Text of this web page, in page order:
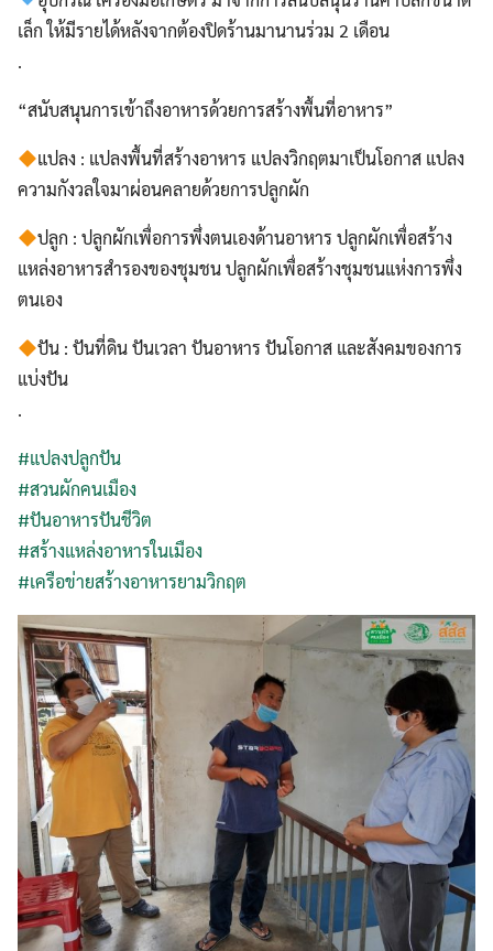
เล็ก ให้มีรายได้หลังจากต้องปิดร้านมานานร่วม 2 เดือน
.
“สนับสนุนการเข้าถึงอาหารด้วยการสร้างพื้นที่อาหาร”
แปลง : แปลงพื้นที่สร้างอาหาร แปลงวิกฤตมาเป็นโอกาส แปลง
ความกังวลใจมาผ่อนคลายด้วยการปลูกผัก
ปลูก : ปลูกผักเพื่อการพึ่งตนเองด้านอาหาร ปลูกผักเพื่อสร้าง
แหล่งอาหารสำรองของชุมชน ปลูกผักเพื่อสร้างชุมชนแห่งการพึ่ง
ตนเอง
ปัน : ปันที่ดิน ปันเวลา ปันอาหาร ปันโอกาส และสังคมของการ
แบ่งปัน
.
#แปลงปลูกปัน
#สวนผักคนเมือง
#ปันอาหารปันชีวิต
#สร้างแหล่งอาหารในเมือง
#เครือข่ายสร้างอาหารยามวิกฤต